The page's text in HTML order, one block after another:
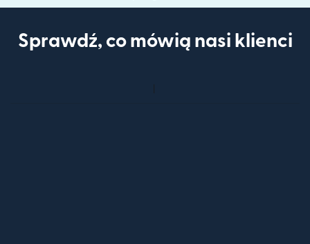
Sprawdź, co mówią nasi klienci